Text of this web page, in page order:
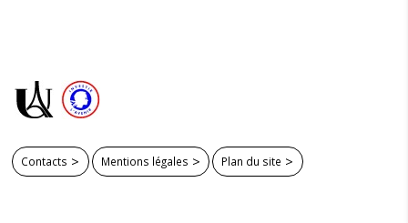
Contacts Mentions légales Plan du site